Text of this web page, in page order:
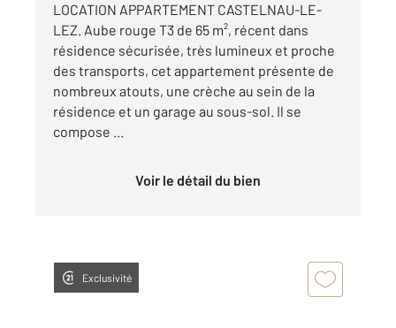
LOCATION APPARTEMENT CASTELNAU-LE-
LEZ. Aube rouge T3 de 65 m², récent dans
résidence sécurisée, très lumineux et proche
des transports, cet appartement présente de
nombreux atouts, une crèche au sein de la
résidence et un garage au sous-sol. Il se
compose ...
Voir le détail du bien
Exclusivité